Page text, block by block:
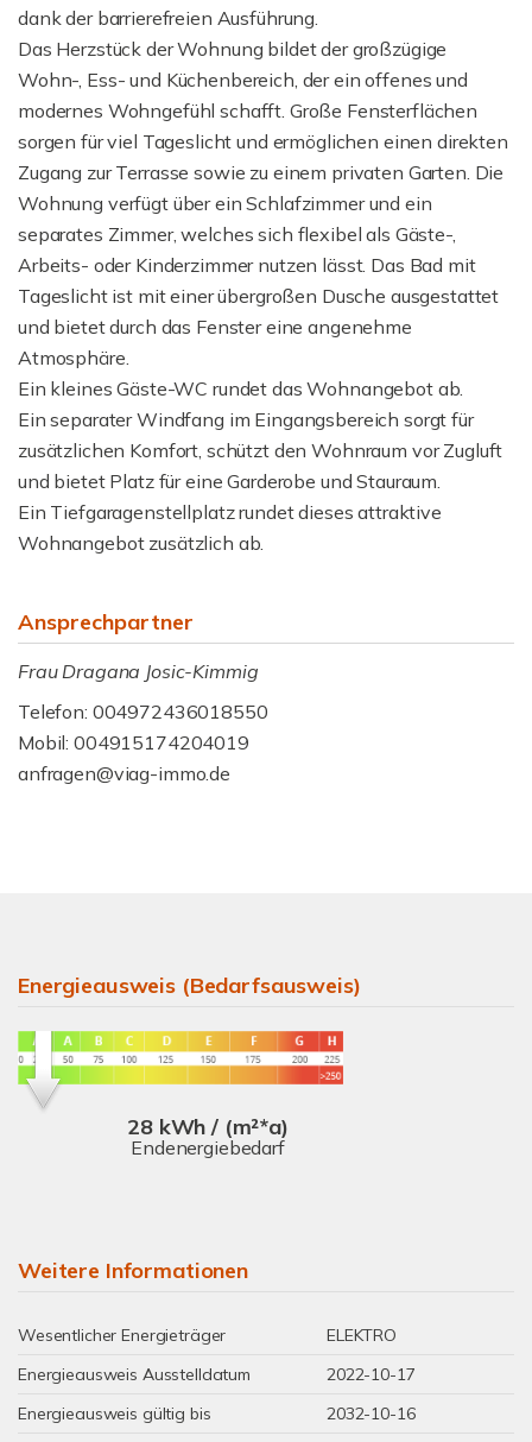
dank der barrierefreien Ausführung.
Das Herzstück der Wohnung bildet der großzügige
Wohn-, Ess- und Küchenbereich, der ein offenes und
modernes Wohngefühl schafft. Große Fensterflächen
sorgen für viel Tageslicht und ermöglichen einen direkten
Zugang zur Terrasse sowie zu einem privaten Garten. Die
Wohnung verfügt über ein Schlafzimmer und ein
separates Zimmer, welches sich flexibel als Gäste-,
Arbeits- oder Kinderzimmer nutzen lässt. Das Bad mit
Tageslicht ist mit einer übergroßen Dusche ausgestattet
und bietet durch das Fenster eine angenehme
Atmosphäre.
Ein kleines Gäste-WC rundet das Wohnangebot ab.
Ein separater Windfang im Eingangsbereich sorgt für
zusätzlichen Komfort, schützt den Wohnraum vor Zugluft
und bietet Platz für eine Garderobe und Stauraum.
Ein Tiefgaragenstellplatz rundet dieses attraktive
Wohnangebot zusätzlich ab.
Ansprechpartner
Frau Dragana Josic-Kimmig
Telefon: 004972436018550
Mobil: 004915174204019
anfragen@viag-immo.de
Energieausweis (Bedarfsausweis)
28 kWh / (m²*a)
Endenergiebedarf
Weitere Informationen
Wesentlicher Energieträger
ELEKTRO
Energieausweis Ausstelldatum
2022-10-17
Energieausweis gültig bis
2032-10-16